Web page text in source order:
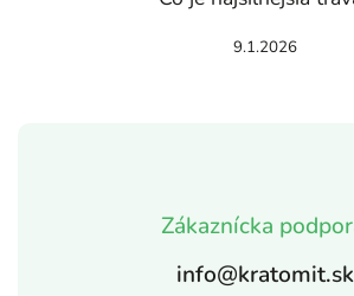
Zákaznícka
info@kratomit.sk
9.1.2026